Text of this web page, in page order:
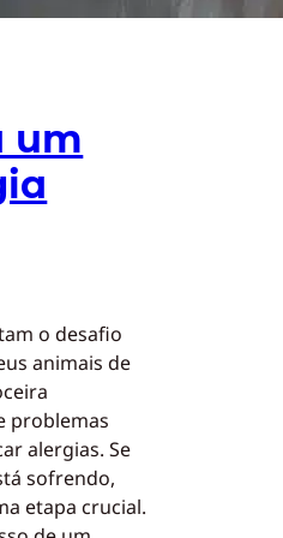
um
o desafio
animais de
problemas
alergias. Se
sofrendo,
etapa crucial.